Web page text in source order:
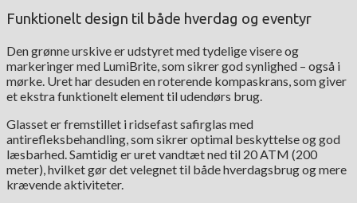
Funktionelt design til både hverdag og eventyr
Den grønne urskive er udstyret med tydelige visere og
markeringer med LumiBrite, som sikrer god synlighed – også i
mørke. Uret har desuden en roterende kompaskrans, som giver
et ekstra funktionelt element til udendørs brug.
Glasset er fremstillet i ridsefast safirglas med
antirefleksbehandling, som sikrer optimal beskyttelse og god
læsbarhed. Samtidig er uret vandtæt ned til 20 ATM (200
meter), hvilket gør det velegnet til både hverdagsbrug og mere
krævende aktiviteter.